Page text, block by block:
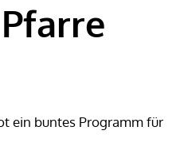
ein buntes Programm für